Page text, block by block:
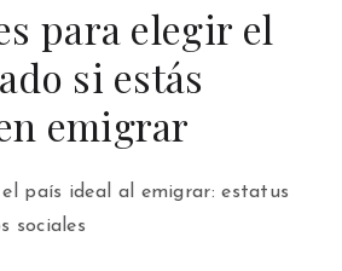
para elegir el
si estás
emigrar
país ideal al emigrar: estatus
sociales